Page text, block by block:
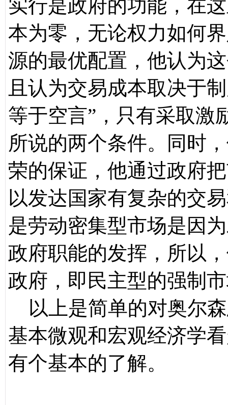
实行是政府的功能，在
本为零，无论权力如何
源的最优配置，他认为
且认为交易成本取决于
等于空言”，只有采取激
所说的两个条件。同时
荣的保证，他通过政府
以发达国家有复杂的交
是劳动密集型市场是因
政府职能的发挥，所以
政府，即民主型的强制
以上是简单的对奥尔
基本微观和宏观经济学
有个基本的了解。